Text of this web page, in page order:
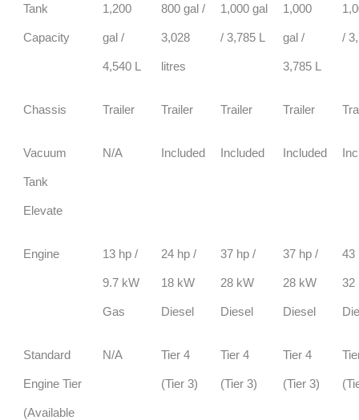
Tank
Capacity
1,200
gal /
4,540 L
800 gal /
3,028
litres
1,000 gal
/ 3,785 L
1,000
gal /
3,785 L
/
Chassis Trailer Trailer Trailer Trailer
Vacuum
Tank
Elevate
N/A Included Included Included
Engine 13 hp /
9.7 kW
Gas
24 hp /
18 kW
Diesel
37 hp /
28 kW
Diesel
37 hp /
28 kW
Diesel
43
32
Standard
Engine Tier
(Available
N/A Tier 4
(Tier 3)
Tier 4
(Tier 3)
Tier 4
(Tier 3)